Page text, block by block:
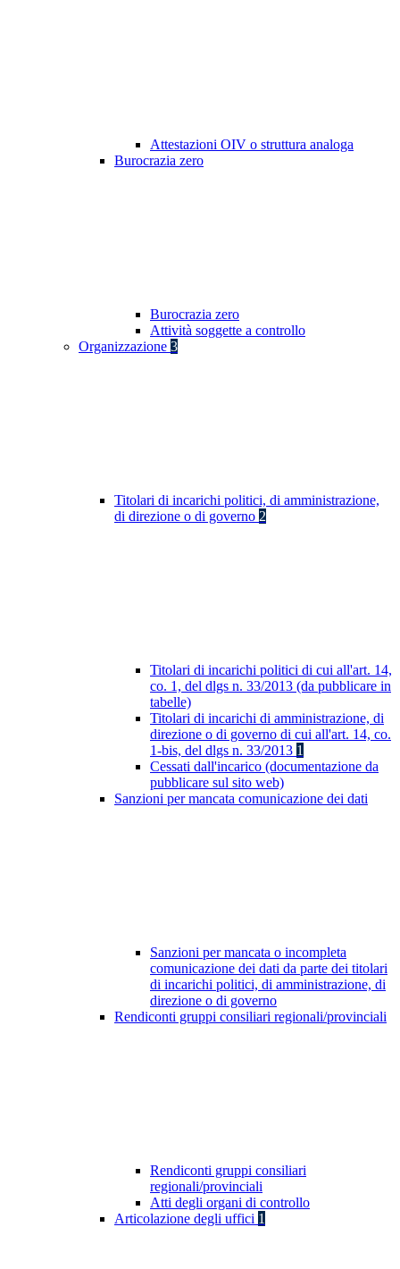
Attestazioni OIV o struttura analoga
Burocrazia zero
Burocrazia zero
Attività soggette a controllo
Organizzazione 3
Titolari di incarichi politici, di amministrazione,
di direzione o di governo 2
Titolari di incarichi politici di cui all'art. 14,
co. 1, del dlgs n. 33/2013 (da pubblicare in
tabelle)
Titolari di incarichi di amministrazione, di
direzione o di governo di cui all'art. 14, co.
1-bis, del dlgs n. 33/2013 1
Cessati dall'incarico (documentazione da
pubblicare sul sito web)
Sanzioni per mancata comunicazione dei dati
Sanzioni per mancata o incompleta
comunicazione dei dati da parte dei titolari
di incarichi politici, di amministrazione, di
direzione o di governo
Rendiconti gruppi consiliari regionali/provinciali
Rendiconti gruppi consiliari
regionali/provinciali
Atti degli organi di controllo
Articolazione degli uffici 1